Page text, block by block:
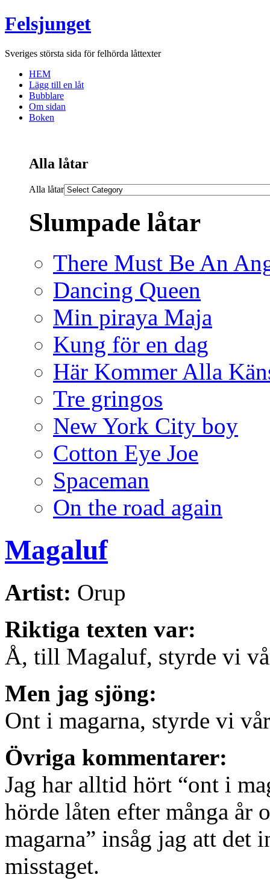
Felsjunget
Sveriges största sida för felhörda låttexter
HEM
Lägg till en låt
Bubblare
Om sidan
Boken
Alla låtar
Alla låtar
Slumpade låtar
There Must Be An
Dancing Queen
Min piraya Maja
Kung för en dag
Här Kommer Alla
Tre gringos
New York City boy
Cotton Eye Joe
Spaceman
On the road again
Magaluf
Artist: Orup
Riktiga texten var:
Å, till Magaluf, styrde vi
Men jag sjöng:
Ont i magarna, styrde vi
Övriga kommentarer:
Jag har alltid hört “ont i
hörde låten efter många år
magarna” insåg jag att det
misstaget.